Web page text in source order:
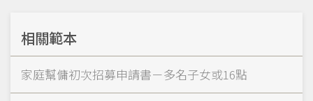
相關範本
家庭幫傭初次招募申請書－多名子女或16點